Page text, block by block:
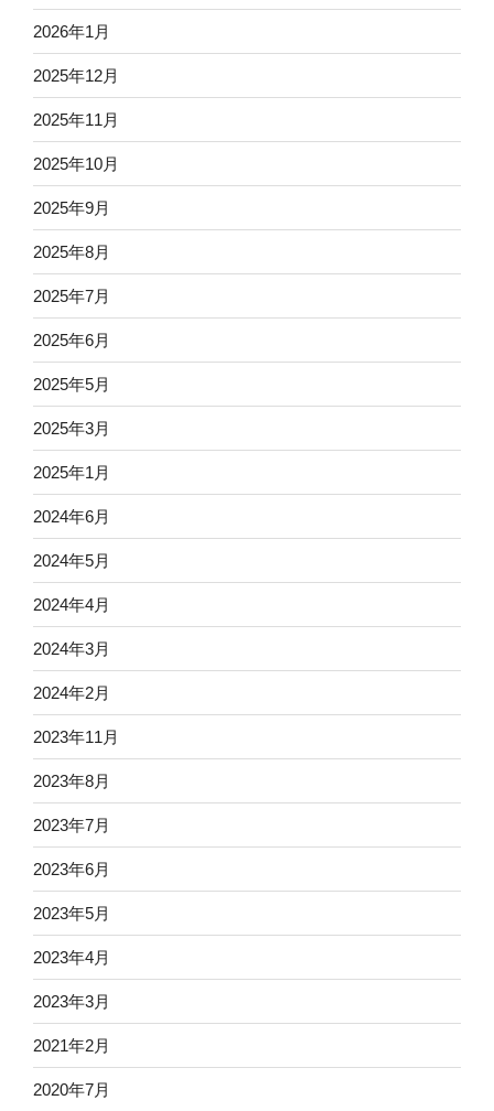
2026年1月
2025年12月
2025年11月
2025年10月
2025年9月
2025年8月
2025年7月
2025年6月
2025年5月
2025年3月
2025年1月
2024年6月
2024年5月
2024年4月
2024年3月
2024年2月
2023年11月
2023年8月
2023年7月
2023年6月
2023年5月
2023年4月
2023年3月
2021年2月
2020年7月